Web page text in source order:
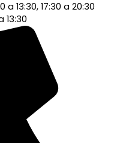
a 13:30, 17:30 a 20:30
13:30